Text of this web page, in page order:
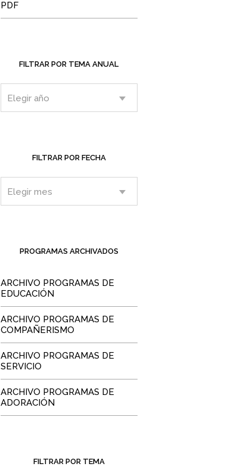
PDF
FILTRAR POR TEMA ANUAL
FILTRAR POR FECHA
PROGRAMAS ARCHIVADOS
ARCHIVO PROGRAMAS DE
EDUCACIÓN
ARCHIVO PROGRAMAS DE
COMPAÑERISMO
ARCHIVO PROGRAMAS DE
SERVICIO
ARCHIVO PROGRAMAS DE
ADORACIÓN
FILTRAR POR TEMA